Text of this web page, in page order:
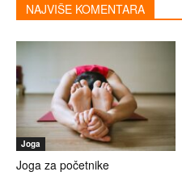
NAJVIŠE KOMENTARA
Joga
Joga za početnike